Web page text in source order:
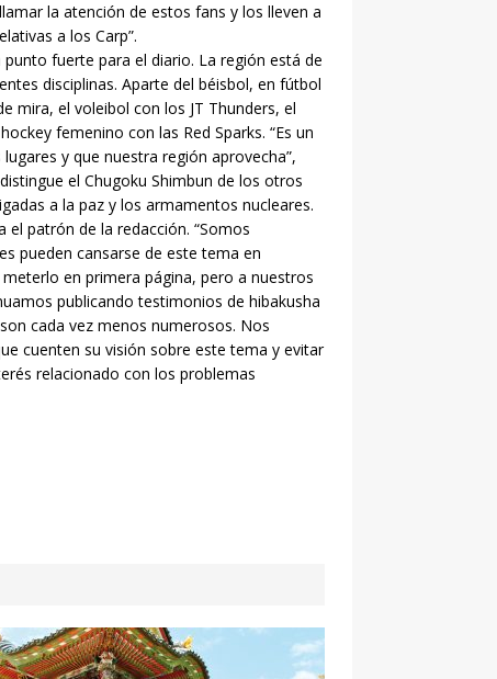
la atención de estos fans y los lleven a
a los Carp”.
fuerte para el diario. La región está de
disciplinas. Aparte del béisbol, en fútbol
mira, el voleibol con los JT Thunders, el
femenino con las Red Sparks. “Es un
y que nuestra región aprovecha”,
el Chugoku Shimbun de los otros
a la paz y los armamentos nucleares.
el patrón de la redacción. “Somos
pueden cansarse de este tema en
en primera página, pero a nuestros
publicando testimonios de hibakusha
cada vez menos numerosos. Nos
cuenten su visión sobre este tema y evitar
relacionado con los problemas